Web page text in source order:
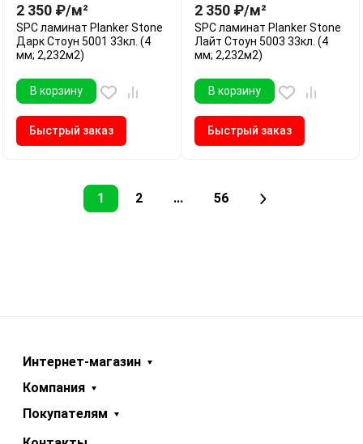
2 350 ₽/м²
SPC ламинат Planker Stone
Дарк Стоун 5001 33кл. (4
мм; 2,232м2)
В корзину
Быстрый заказ
2 350 ₽/м²
SPC ламинат Planker Stone
Лайт Стоун 5003 33кл. (4
мм; 2,232м2)
В корзину
Быстрый заказ
1 2 ... 56
Интернет-магазин
Компания
Покупателям